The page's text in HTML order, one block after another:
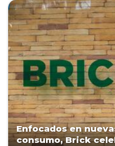
Enfocados en
consumo, Brick